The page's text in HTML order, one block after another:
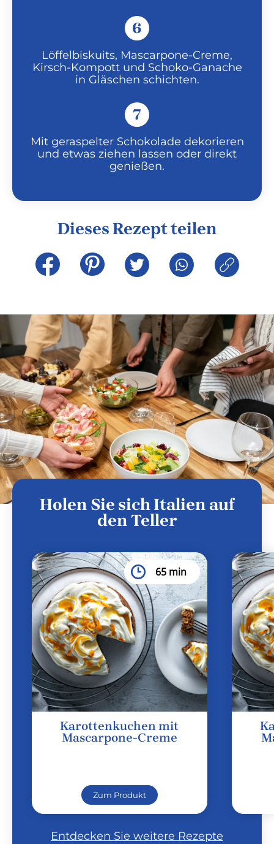
6
Löffelbiskuits, Mascarpone-Creme,
Kirsch-Kompott und Schoko-Ganache
in Gläschen schichten.
7
Mit geraspelter Schokolade dekorieren
und etwas ziehen lassen oder direkt
genießen.
Dieses Rezept teilen
Holen Sie sich Italien auf
den Teller
65 min
Karottenkuchen mit
Mascarpone-Creme
Zum Produkt
Entdecken Sie weitere Rezepte